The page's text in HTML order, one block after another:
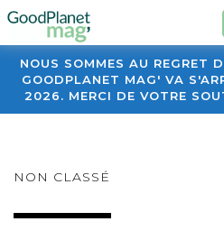
NOUS SOMMES AU REGRET
GOODPLANET MAG' VA
2026. MERCI DE VOTRE
NON CLASSÉ